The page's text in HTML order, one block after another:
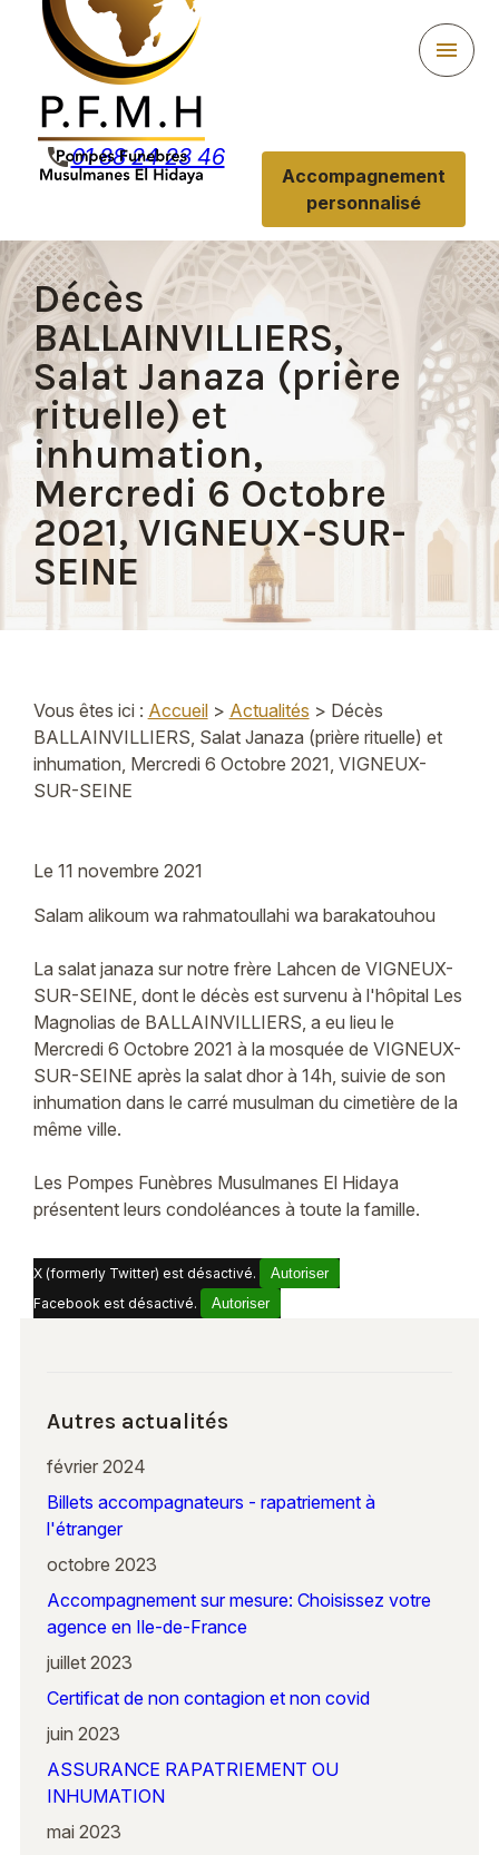
menu
phone01 88 24 23 46
Accompagnement
personnalisé
Décès
BALLAINVILLIERS,
Salat Janaza (prière
rituelle) et
inhumation,
Mercredi 6 Octobre
2021, VIGNEUX-SUR-
SEINE
Vous êtes ici : Accueil> Actualités > Décès
BALLAINVILLIERS, Salat Janaza (prière rituelle) et
inhumation, Mercredi 6 Octobre 2021, VIGNEUX-
SUR-SEINE
Le 11 novembre 2021
Salam alikoum wa rahmatoullahi wa barakatouhou
La salat janaza sur notre frère Lahcen de VIGNEUX-
SUR-SEINE, dont le décès est survenu à l'hôpital Les
Magnolias de BALLAINVILLIERS, a eu lieu le
Mercredi 6 Octobre 2021 à la mosquée de VIGNEUX-
SUR-SEINE après la salat dhor à 14h, suivie de son
inhumation dans le carré musulman du cimetière de la
même ville.
Les Pompes Funèbres Musulmanes El Hidaya
présentent leurs condoléances à toute la famille.
X (formerly Twitter) est désactivé.
Autoriser
Facebook est désactivé.
Autoriser
Autres actualités
février 2024
Billets accompagnateurs - rapatriement à
l'étranger
octobre 2023
Accompagnement sur mesure: Choisissez votre
agence en Ile-de-France
juillet 2023
Certificat de non contagion et non covid
juin 2023
ASSURANCE RAPATRIEMENT OU
INHUMATION
mai 2023
Panneau de gestion des cookies